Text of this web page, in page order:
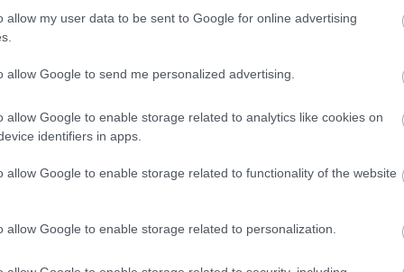
allow my user data to be sent to Google for online advertising
allow Google to send me personalized advertising.
allow Google to enable storage related to analytics like cookies on
identifiers in apps.
allow Google to enable storage related to functionality of the website
allow Google to enable storage related to personalization.
σας στο άνω δεξί τεταρτημόριο της κοιλιάς
Η διόγκωση της χοληδόχου κύστης αποτελεί
είναι πρησμένο και πονά, μπορεί να είναι
Ο καρκίνος γενικά αυξάνει τον κίνδυνο
(ο θρόμβος φτάνει στον πνεύμονα). Αν νιώσετε
ή παρατεταμένη ταχυκαρδία, συμβουλευτείτε